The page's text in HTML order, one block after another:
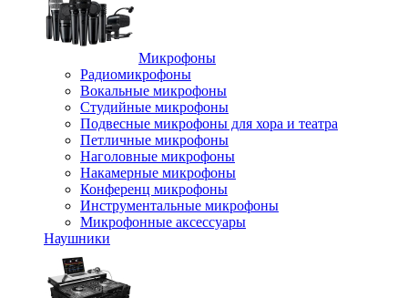
Микрофоны
Радиомикрофоны
Вокальные микрофоны
Студийные микрофоны
Подвесные микрофоны для хора и театра
Петличные микрофоны
Наголовные микрофоны
Накамерные микрофоны
Конференц микрофоны
Инструментальные микрофоны
Микрофонные аксессуары
Наушники